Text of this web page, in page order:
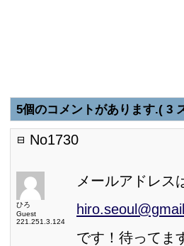
5個のコメントがあります.( 3
No1730
ひろ
Guest
221.251.3.124
メールアドレス
です！待ってま